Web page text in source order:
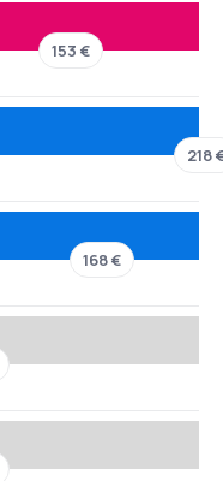
153 €
218
168 €